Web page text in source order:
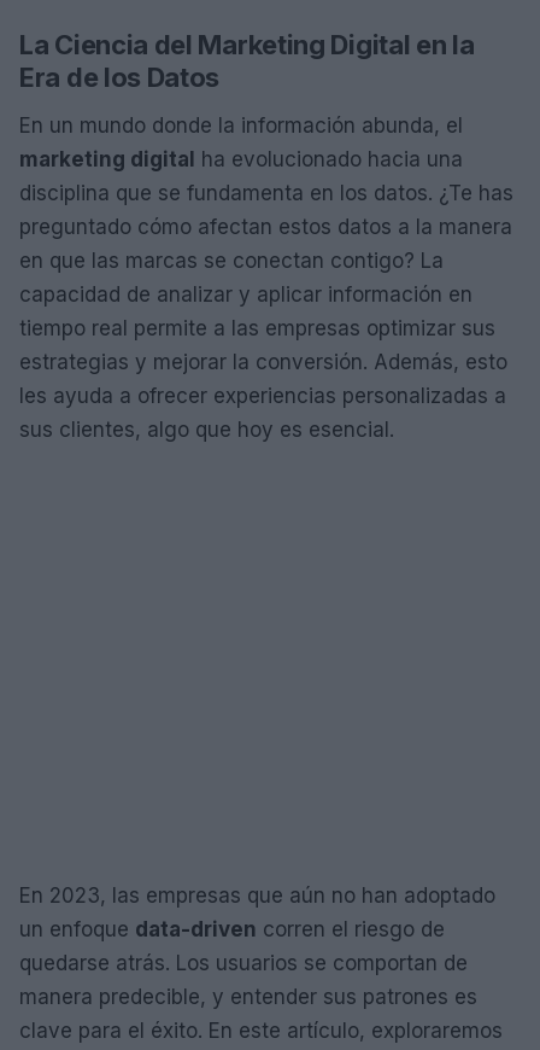
La Ciencia del Marketing Digital en la
Era de los Datos
En un mundo donde la información abunda, el
marketing digital ha evolucionado hacia una
disciplina que se fundamenta en los datos. ¿Te has
preguntado cómo afectan estos datos a la manera
en que las marcas se conectan contigo? La
capacidad de analizar y aplicar información en
tiempo real permite a las empresas optimizar sus
estrategias y mejorar la conversión. Además, esto
les ayuda a ofrecer experiencias personalizadas a
sus clientes, algo que hoy es esencial.
En 2023, las empresas que aún no han adoptado
un enfoque data-driven corren el riesgo de
quedarse atrás. Los usuarios se comportan de
manera predecible, y entender sus patrones es
clave para el éxito. En este artículo, exploraremos